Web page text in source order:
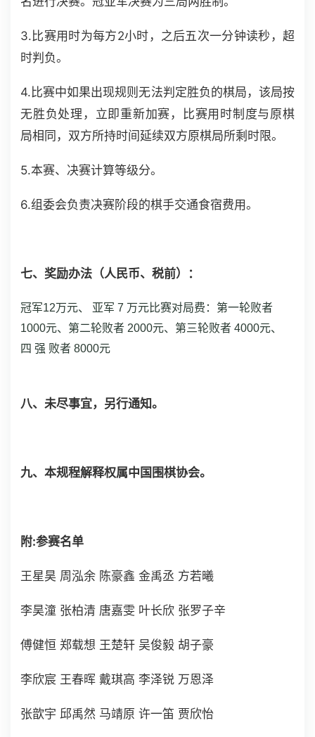
3.比赛用时为每方2小时，之后五次一分钟读秒，超
时判负。
4.比赛中如果出现规则无法判定胜负的棋局，该局按
无胜负处理，立即重新加赛，比赛用时制度与原棋
局相同，双方所持时间延续双方原棋局所剩时限。
5.本赛、决赛计算等级分。
6.组委会负责决赛阶段的棋手交通食宿费用。
七、奖励办法（人民币、税前）：
冠军12万元、 亚军 7 万元比赛对局费：第一轮败者
1000元、第二轮败者 2000元、第三轮败者 4000元、
四 强 败者 8000元
八、未尽事宜，另行通知。
九、本规程解释权属中国围棋协会。
附:参赛名单
王星昊 周泓余 陈豪鑫 金禹丞 方若曦
李昊潼 张柏清 唐嘉雯 叶长欣 张罗子辛
傅健恒 郑载想 王楚轩 吴俊毅 胡子豪
李欣宸 王春晖 戴琪高 李泽锐 万恩泽
张歆宇 邱禹然 马靖原 许一笛 贾欣怡